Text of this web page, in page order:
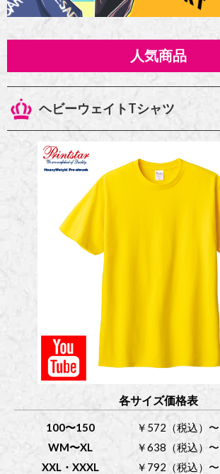
人気商品
ヘビーウェイトTシャツ
各サイズ価格表
100〜150
￥572（税込）〜
WM〜XL
￥638（税込）〜
XXL・XXXL
￥792（税込）〜